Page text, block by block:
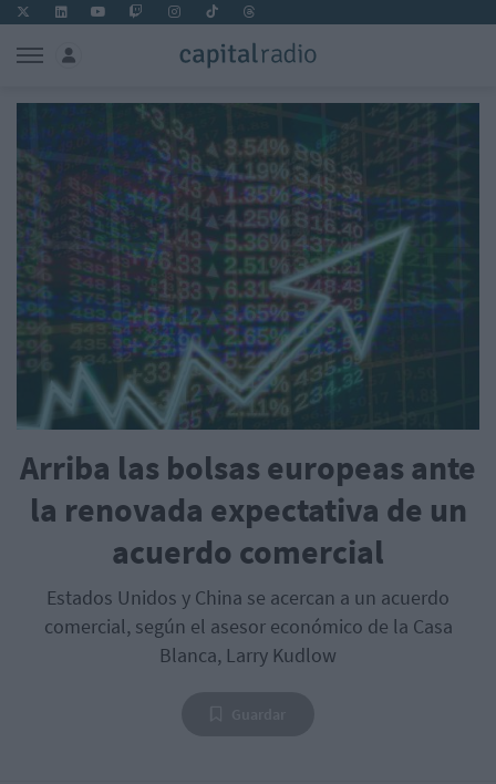
Arriba las bolsas europeas ante
la renovada expectativa de un
acuerdo comercial
Estados Unidos y China se acercan a un acuerdo
comercial, según el asesor económico de la Casa
Blanca, Larry Kudlow